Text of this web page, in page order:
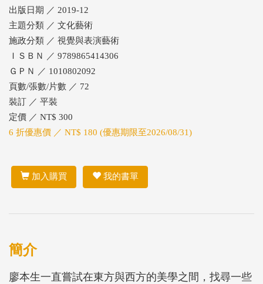
出版日期 ／ 2019-12
主題分類 ／ 文化藝術
施政分類 ／ 視覺與表演藝術
ＩＳＢＮ ／ 9789865414306
ＧＰＮ ／ 1010802092
頁數/張數/片數 ／ 72
裝訂 ／ 平裝
定價 ／ NT$ 300
6 折優惠價 ／ NT$ 180 (優惠期限至2026/08/31)
加入購買 我的書單
簡介
廖本生一直嘗試在東方與西方的美學之間，找尋一些